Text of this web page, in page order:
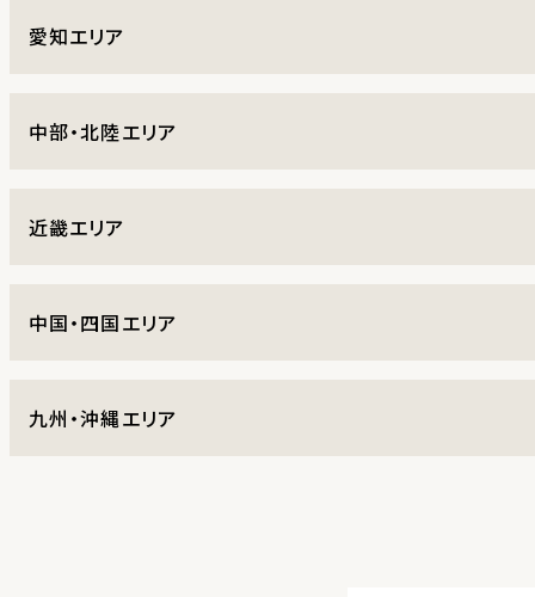
愛知エリア
中部・北陸エリア
近畿エリア
中国・四国エリア
九州・沖縄エリア